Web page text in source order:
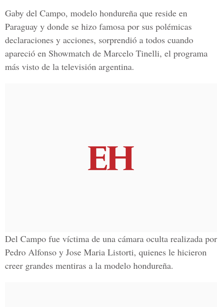
Gaby del Campo, modelo hondureña que reside en
Paraguay y donde se hizo famosa por sus polémicas
declaraciones y acciones, sorprendió a todos cuando
apareció en Showmatch de Marcelo Tinelli, el programa
más visto de la televisión argentina.
Del Campo fue víctima de una cámara oculta realizada por
Pedro Alfonso y Jose Maria Listorti, quienes le hicieron
creer grandes mentiras a la modelo hondureña.